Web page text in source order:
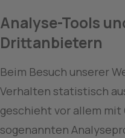
Analyse-Tools
Drittanbietern
Beim Besuch unserer
Verhalten statistisch
geschieht vor allem mit
sogenannten